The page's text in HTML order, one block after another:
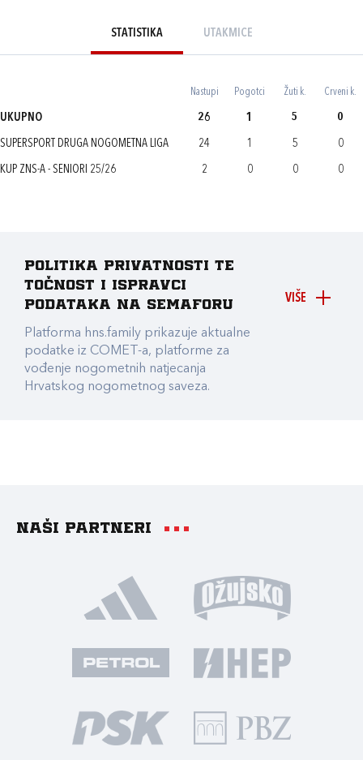
STATISTIKA UTAKMICE
Nastupi Pogotci Žuti k. Crveni k.
UKUPNO 26 1 5 0
SUPERSPORT DRUGA NOGOMETNA LIGA 24 1 5 0
KUP ZNS-A - SENIORI 25/26 2 0 0 0
VIŠE
Politika privatnosti te
točnost i ispravci
podataka na Semaforu
Platforma hns.family prikazuje aktualne
podatke iz COMET-a, platforme za
vođenje nogometnih natjecanja
Hrvatskog nogometnog saveza.
Naši partneri